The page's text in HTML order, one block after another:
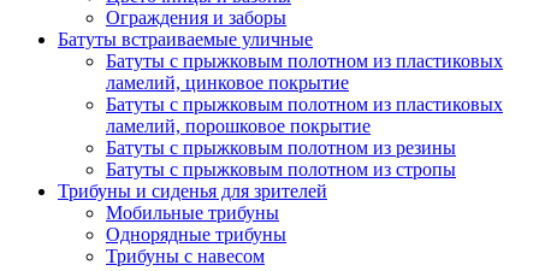
Ограждения и заборы
Батуты встраиваемые уличные
Батуты с прыжковым полотном из пластиковых
ламелий, цинковое покрытие
Батуты с прыжковым полотном из пластиковых
ламелий, порошковое покрытие
Батуты с прыжковым полотном из резины
Батуты с прыжковым полотном из стропы
Трибуны и сиденья для зрителей
Мобильные трибуны
Однорядные трибуны
Трибуны с навесом